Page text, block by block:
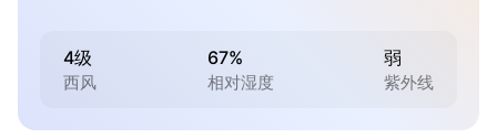
4级
西风
67%
相对湿度
弱
紫外线